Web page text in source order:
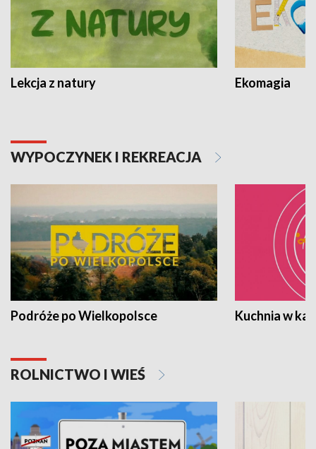
Lekcja z natury Ekomagia
WYPOCZYNEK I REKREACJA
Podróże po Wielkopolsce Kuchnia w
ROLNICTWO I WIEŚ